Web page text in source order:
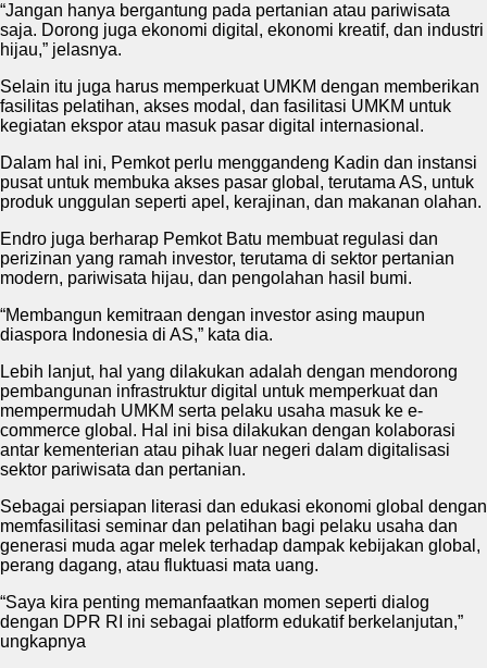
“Jangan hanya bergantung pada pertanian atau pariwisata
saja. Dorong juga ekonomi digital, ekonomi kreatif, dan industri
hijau,” jelasnya.
Selain itu juga harus memperkuat UMKM dengan memberikan
fasilitas pelatihan, akses modal, dan fasilitasi UMKM untuk
kegiatan ekspor atau masuk pasar digital internasional.
Dalam hal ini, Pemkot perlu menggandeng Kadin dan instansi
pusat untuk membuka akses pasar global, terutama AS, untuk
produk unggulan seperti apel, kerajinan, dan makanan olahan.
Endro juga berharap Pemkot Batu membuat regulasi dan
perizinan yang ramah investor, terutama di sektor pertanian
modern, pariwisata hijau, dan pengolahan hasil bumi.
“Membangun kemitraan dengan investor asing maupun
diaspora Indonesia di AS,” kata dia.
Lebih lanjut, hal yang dilakukan adalah dengan mendorong
pembangunan infrastruktur digital untuk memperkuat dan
mempermudah UMKM serta pelaku usaha masuk ke e-
commerce global. Hal ini bisa dilakukan dengan kolaborasi
antar kementerian atau pihak luar negeri dalam digitalisasi
sektor pariwisata dan pertanian.
Sebagai persiapan literasi dan edukasi ekonomi global dengan
memfasilitasi seminar dan pelatihan bagi pelaku usaha dan
generasi muda agar melek terhadap dampak kebijakan global,
perang dagang, atau fluktuasi mata uang.
“Saya kira penting memanfaatkan momen seperti dialog
dengan DPR RI ini sebagai platform edukatif berkelanjutan,”
ungkapnya